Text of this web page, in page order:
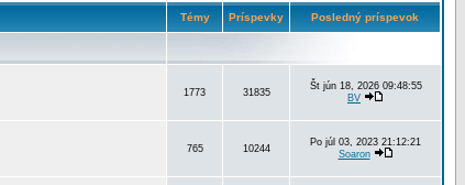
Témy Príspevky Posledný príspevok
1773 31835
Št jún 18, 2026 09:48:55
BV
765 10244
Po júl 03, 2023 21:12:21
Soaron